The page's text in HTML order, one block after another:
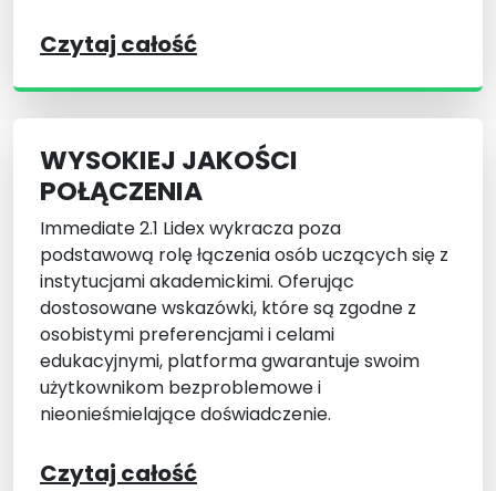
Czytaj całość
WYSOKIEJ JAKOŚCI
POŁĄCZENIA
Immediate 2.1 Lidex wykracza poza
podstawową rolę łączenia osób uczących się z
instytucjami akademickimi. Oferując
dostosowane wskazówki, które są zgodne z
osobistymi preferencjami i celami
edukacyjnymi, platforma gwarantuje swoim
użytkownikom bezproblemowe i
nieonieśmielające doświadczenie.
Czytaj całość